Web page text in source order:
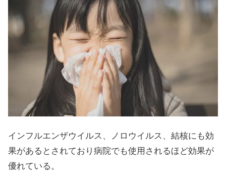
インフルエンザウイルス、ノロウイルス、結核にも効
果があるとされており病院でも使用されるほど効果が
優れている。